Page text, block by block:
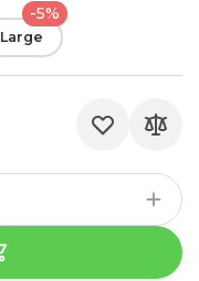
-5%
Large